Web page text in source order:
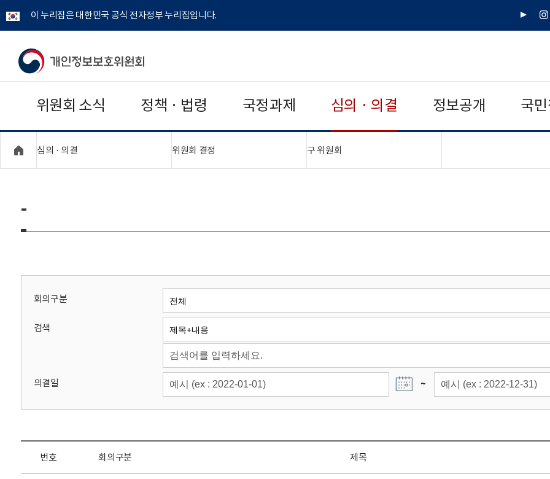
이 누리집은 대한민국 공식 전자정부 누리집입니다.
유
인
개
보
보
위
회
위원회 소식 정책 · 법령 국정과제 심의 · 의결 정보공개 국
심의 · 의결 위원회 결정 구 위원회
-
회의구분
검색
의결일 ~
번호 회의구분 제목